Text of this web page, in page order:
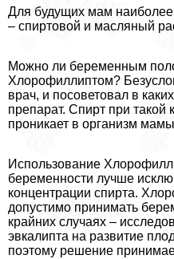
Для будущих мам
– спиртовой и масляный
Можно ли беременным
Хлорофиллиптом?
врач, и посоветовал в
препарат. Спирт при такой
проникает в организм
Использование
беременности лучше
концентрации спирта.
допустимо принимать
крайних случаях –
эвкалипта на развитие
поэтому решение